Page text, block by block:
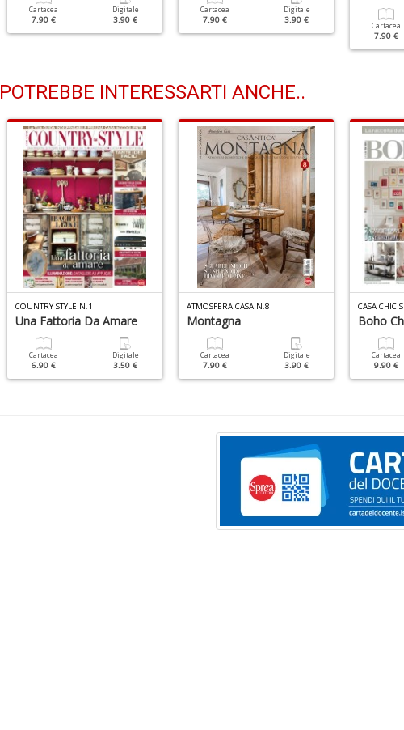
Cartacea
7.90 €
Digitale
3.90 €
Cartacea
7.90 €
Digitale
3.90 €
Cartacea
7.90 €
POTREBBE INTERESSARTI ANCHE..
COUNTRY STYLE N.1
Una Fattoria Da Amare
Cartacea
6.90 €
Digitale
3.50 €
ATMOSFERA CASA N.8
Montagna
Cartacea
7.90 €
Digitale
3.90 €
CASA CHIC
Boho
Cartacea
9.90 €